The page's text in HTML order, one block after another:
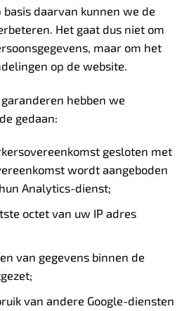
daarvan kunnen we de
Het gaat dus niet om
maar om het
op de website.
hebben we
gedaan:
gesloten met
wordt aangeboden
Analytics-dienst;
octet van uw IP adres
van gegevens binnen de
van andere Google-diensten